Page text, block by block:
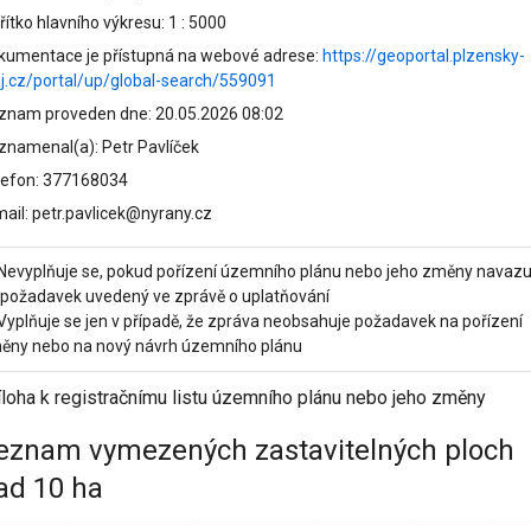
hlavního výkresu: 1 : 5000
je přístupná na webové adrese: https://geoportal.plzensky-
portal/up/global-search/559091
proveden dne: 20.05.2026 08:02
Petr Pavlíček
377168034
petr.pavlicek@nyrany.cz
se, pokud pořízení územního plánu nebo jeho změny
uvedený ve zprávě o uplatňování
se jen v případě, že zpráva neobsahuje požadavek na pořízení
nebo na nový návrh územního plánu
k registračnímu listu územního plánu nebo jeho změny
vymezených zastavitelných ploch
10 ha